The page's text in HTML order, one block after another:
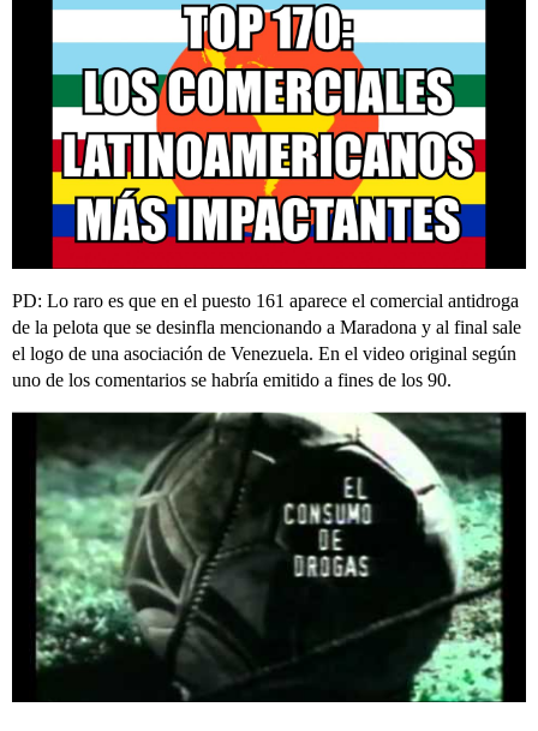
PD: Lo raro es que en el puesto 161 aparece el comercial antidroga
de la pelota que se desinfla mencionando a Maradona y al final sale
el logo de una asociación de Venezuela. En el video original según
uno de los comentarios se habría emitido a fines de los 90.